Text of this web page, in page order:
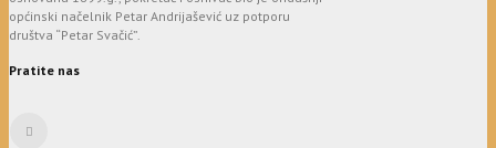
općinski načelnik Petar Andrijašević uz potporu
društva “Petar Svačić”.
Pratite nas